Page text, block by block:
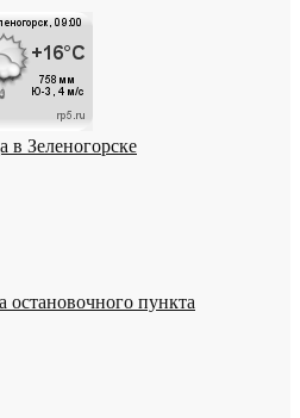
остановочного пункта